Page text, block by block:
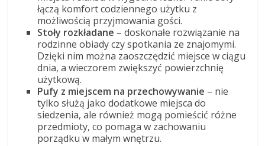
łączą komfort codziennego użytku z
możliwością przyjmowania gości.
Stoły rozkładane – doskonałe rozwiązanie na
rodzinne obiady czy spotkania ze znajomymi.
Dzięki nim można zaoszczędzić miejsce w ciągu
dnia, a wieczorem zwiększyć powierzchnię
użytkową.
Pufy z miejscem na przechowywanie – nie
tylko służą jako dodatkowe miejsca do
siedzenia, ale również mogą pomieścić różne
przedmioty, co pomaga w zachowaniu
porządku w małym wnętrzu.